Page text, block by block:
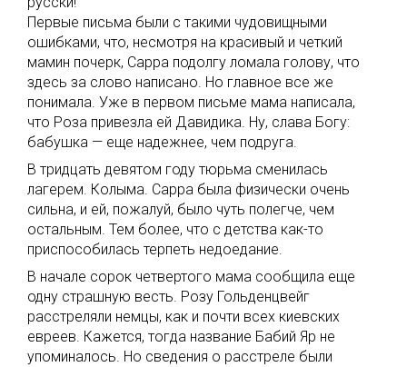
Первые письма были с такими чудовищными
ошибками, что, несмотря на красивый и четкий
мамин почерк, Сарра подолгу ломала голову, что
здесь за слово написано. Но главное все же
понимала. Уже в первом письме мама написала,
что Роза привезла ей Давидика. Ну, слава Богу:
бабушка — еще надежнее, чем подруга.
В тридцать девятом году тюрьма сменилась
лагерем. Колыма. Сарра была физически очень
сильна, и ей, пожалуй, было чуть полегче, чем
остальным. Тем более, что с детства как-то
приспособилась терпеть недоедание.
В начале сорок четвертого мама сообщила еще
одну страшную весть. Розу Гольденцвейг
расстреляли немцы, как и почти всех киевских
евреев. Кажется, тогда название Бабий Яр не
упоминалось. Но сведения о расстреле были